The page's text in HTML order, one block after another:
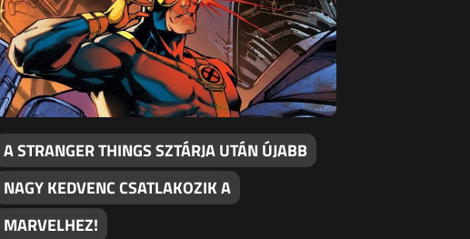
A STRANGER THINGS SZTÁRJA UTÁN ÚJABB
NAGY KEDVENC CSATLAKOZIK A
MARVELHEZ!